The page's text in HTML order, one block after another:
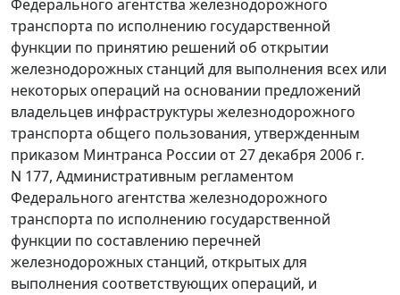
Федерального агентства железнодорожного
транспорта по исполнению государственной
функции по принятию решений об открытии
железнодорожных станций для выполнения всех или
некоторых операций на основании предложений
владельцев инфраструктуры железнодорожного
транспорта общего пользования, утвержденным
приказом Минтранса России от 27 декабря 2006 г.
N 177, Административным регламентом
Федерального агентства железнодорожного
транспорта по исполнению государственной
функции по составлению перечней
железнодорожных станций, открытых для
выполнения соответствующих операций, и